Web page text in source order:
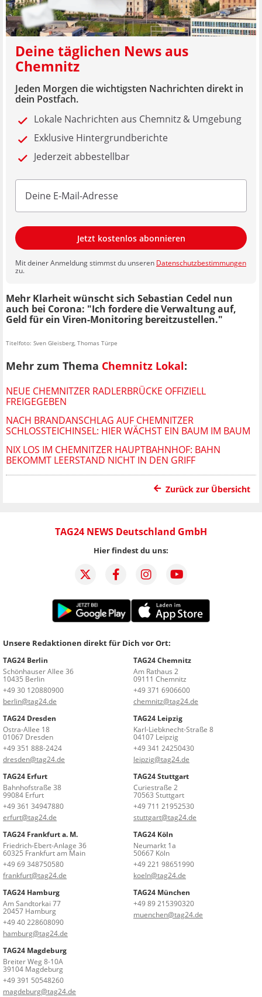
Deine täglichen News aus
Chemnitz
Jeden Morgen die wichtigsten Nachrichten direkt in
dein Postfach.
Lokale Nachrichten aus Chemnitz & Umgebung
Exklusive Hintergrundberichte
Jederzeit abbestellbar
Jetzt kostenlos abonnieren
Mit deiner Anmeldung stimmst du unseren Datenschutzbestimmungen
zu.
Mehr Klarheit wünscht sich Sebastian Cedel nun
auch bei Corona: "Ich fordere die Verwaltung auf,
Geld für ein Viren-Monitoring bereitzustellen."
Titelfoto: Sven Gleisberg, Thomas Türpe
Mehr zum Thema Chemnitz Lokal:
NEUE CHEMNITZER RADLERBRÜCKE OFFIZIELL
FREIGEGEBEN
NACH BRANDANSCHLAG AUF CHEMNITZER
SCHLOSSTEICHINSEL: HIER WÄCHST EIN BAUM IM BAUM
NIX LOS IM CHEMNITZER HAUPTBAHNHOF: BAHN
BEKOMMT LEERSTAND NICHT IN DEN GRIFF
Zurück zur Übersicht
TAG24 NEWS Deutschland GmbH
Hier findest du uns:
Unsere Redaktionen direkt für Dich vor Ort:
TAG24 Berlin
Schönhauser Allee 36
10435 Berlin
+49 30 120880900
berlin@tag24.de
TAG24 Chemnitz
Am Rathaus 2
09111 Chemnitz
+49 371 6906600
chemnitz@tag24.de
TAG24 Dresden
Ostra-Allee 18
01067 Dresden
+49 351 888-2424
dresden@tag24.de
TAG24 Leipzig
Karl-Liebknecht-Straße 8
04107 Leipzig
+49 341 24250430
leipzig@tag24.de
TAG24 Erfurt
Bahnhofstraße 38
99084 Erfurt
+49 361 34947880
erfurt@tag24.de
TAG24 Stuttgart
Curiestraße 2
70563 Stuttgart
+49 711 21952530
stuttgart@tag24.de
TAG24 Frankfurt a. M.
Friedrich-Ebert-Anlage 36
60325 Frankfurt am Main
+49 69 348750580
frankfurt@tag24.de
TAG24 Köln
Neumarkt 1a
50667 Köln
+49 221 98651990
koeln@tag24.de
TAG24 Hamburg
Am Sandtorkai 77
20457 Hamburg
+49 40 228608090
hamburg@tag24.de
TAG24 München
+49 89 215390320
muenchen@tag24.de
TAG24 Magdeburg
Breiter Weg 8-10A
39104 Magdeburg
+49 391 50548260
magdeburg@tag24.de